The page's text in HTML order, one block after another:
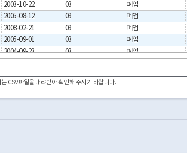
2003-10-22 03 폐업
2005-08-12 03 폐업
2008-02-21 03 폐업
2005-09-01 03 폐업
2004-09-23 03 폐업
2003-08-09 03 폐업
2026-01-09 01
2015-09-16 01 영업/정상
2007-02-08 03 폐업
CSV파일을 내려받아 확인해 주시기 바랍니다.